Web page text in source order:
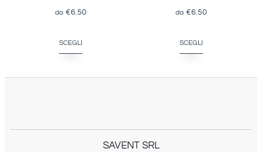
€6.50
SCEGLI
€6.50
SCEGLI
SAVENT SRL